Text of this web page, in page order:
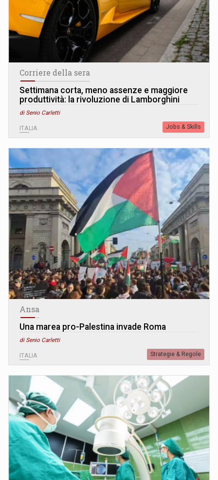
Corriere della sera
Settimana corta, meno assenze e maggiore
produttività: la rivoluzione di Lamborghini
di Senio Carletti
ITALIA Jobs & Skills
Ansa
Una marea pro-Palestina invade Roma
di Senio Carletti
ITALIA Strategie & Regole